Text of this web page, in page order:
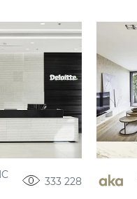
333 228